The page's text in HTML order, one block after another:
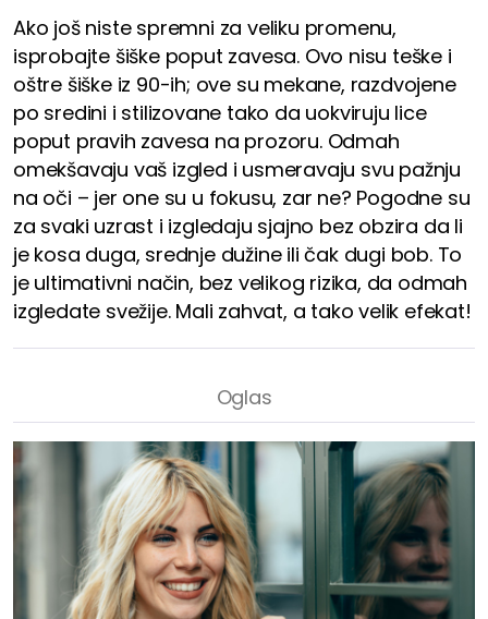
Ako još niste spremni za veliku promenu,
isprobajte šiške poput zavesa. Ovo nisu teške i
oštre šiške iz 90-ih; ove su mekane, razdvojene
po sredini i stilizovane tako da uokviruju lice
poput pravih zavesa na prozoru. Odmah
omekšavaju vaš izgled i usmeravaju svu pažnju
na oči – jer one su u fokusu, zar ne? Pogodne su
za svaki uzrast i izgledaju sjajno bez obzira da li
je kosa duga, srednje dužine ili čak dugi bob. To
je ultimativni način, bez velikog rizika, da odmah
izgledate svežije. Mali zahvat, a tako velik efekat!